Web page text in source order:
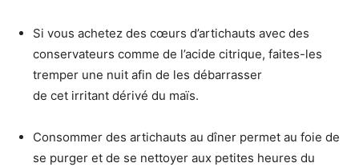
Si vous achetez des cœurs d’artichauts avec des
conservateurs comme de l’acide citrique, faites-les
tremper une nuit afin de les débarrasser
de cet irritant dérivé du maïs.
Consommer des artichauts au dîner permet au foie de
se purger et de se nettoyer aux petites heures du